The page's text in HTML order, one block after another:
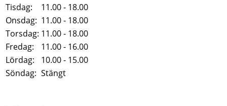
Tisdag:
11.00 - 18.00
Onsdag: 11.00 - 18.00
Torsdag: 11.00 - 18.00
Fredag:
11.00 - 16.00
Lördag:
10.00 - 15.00
Söndag: Stängt